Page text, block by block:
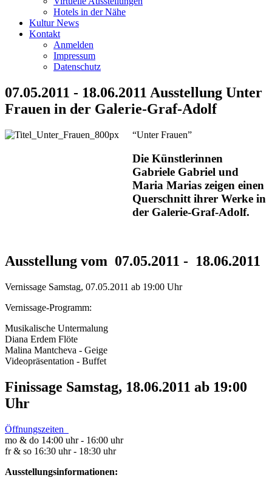
Hotels in der Nähe
Kultur News
Kontakt
Anmelden
Impressum
Datenschutz
07.05.2011 - 18.06.2011 Ausstellung Unter
Frauen in der Galerie-Graf-Adolf
“Unter Frauen”
Die Künstlerinnen
Gabriele Gabriel und
Maria Marias zeigen einen
Querschnitt ihrer Werke in
der Galerie-Graf-Adolf.
Ausstellung vom 07.05.2011 - 18.06.2011
Vernissage Samstag, 07.05.2011 ab 19:00 Uhr
Vernissage-Programm:
Musikalische Untermalung
Diana Erdem Flöte
Malina Mantcheva - Geige
Videopräsentation - Buffet
Finissage Samstag, 18.06.2011 ab 19:00
Uhr
Öffnungszeiten
mo & do 14:00 uhr - 16:00 uhr
fr & so 16:30 uhr - 18:30 uhr
Ausstellungsinformationen: